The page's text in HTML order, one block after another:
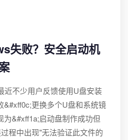
失败？安全启动机
近不少用户反馈使用U盘安装
&#xff0c;更换多个U盘和系统镜
&#xff1a;启动盘制作成功但
程中出现"无法验证此文件的